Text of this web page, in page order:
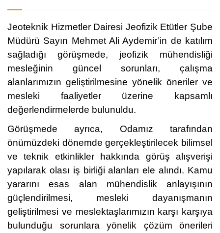
Jeoteknik Hizmetler Dairesi Jeofizik Etütler Şube
Müdürü Sayın Mehmet Ali Aydemir’in de katılım
sağladığı görüşmede, jeofizik mühendisliği
mesleğinin güncel sorunları, çalışma
alanlarımızın geliştirilmesine yönelik öneriler ve
mesleki faaliyetler üzerine kapsamlı
değerlendirmelerde bulunuldu.
Görüşmede ayrıca, Odamız tarafından
önümüzdeki dönemde gerçekleştirilecek bilimsel
ve teknik etkinlikler hakkında görüş alışverişi
yapılarak olası iş birliği alanları ele alındı. Kamu
yararını esas alan mühendislik anlayışının
güçlendirilmesi, mesleki dayanışmanın
geliştirilmesi ve meslektaşlarımızın karşı karşıya
bulunduğu sorunlara yönelik çözüm önerileri